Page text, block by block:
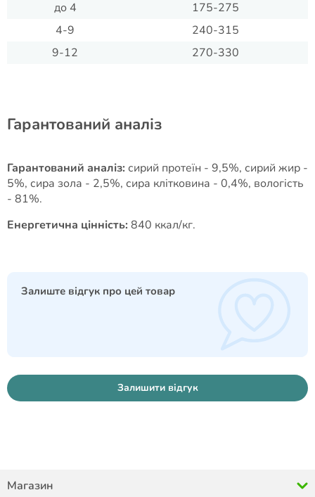
до 4
175-275
4-9
240-315
9-12
270-330
Гарантований аналіз
Гарантований аналіз: сирий протеїн - 9,5%, сирий жир -
5%, сира зола - 2,5%, сира клітковина - 0,4%, вологість
- 81%.
Енергетична цінність: 840 ккал/кг.
Залиште відгук про цей товар
Залишити відгук
Магазин